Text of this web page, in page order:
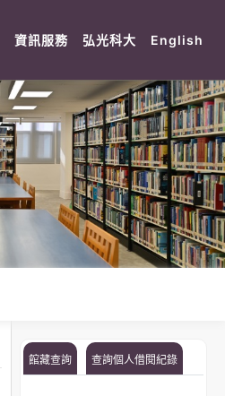
(current)
資訊服務 (current)
弘光科大 (current)
English
館藏查詢 查詢個人借閱紀錄